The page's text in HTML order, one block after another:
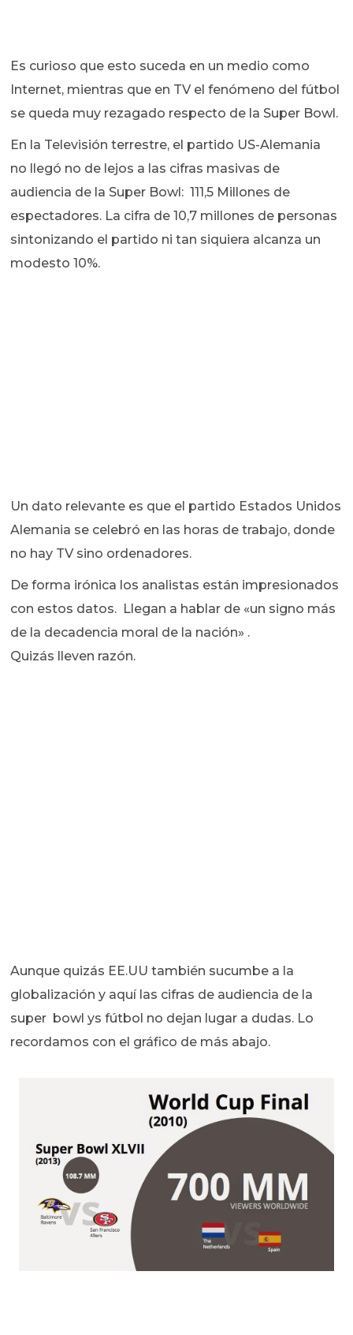
Es curioso que esto suceda en un medio como
Internet, mientras que en TV el fenómeno del fútbol
se queda muy rezagado respecto de la Super Bowl.
En la Televisión terrestre, el partido US-Alemania
no llegó no de lejos a las cifras masivas de
audiencia de la Super Bowl: 111,5 Millones de
espectadores. La cifra de 10,7 millones de personas
sintonizando el partido ni tan siquiera alcanza un
modesto 10%.
Un dato relevante es que el partido Estados Unidos
Alemania se celebró en las horas de trabajo, donde
no hay TV sino ordenadores.
De forma irónica los analistas están impresionados
con estos datos. Llegan a hablar de «un signo más
de la decadencia moral de la nación» .
Quizás lleven razón.
Aunque quizás EE.UU también sucumbe a la
globalización y aquí las cifras de audiencia de la
super bowl ys fútbol no dejan lugar a dudas. Lo
recordamos con el gráfico de más abajo.